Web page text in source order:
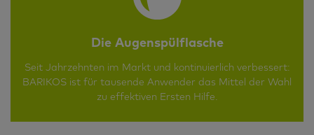
Die Augenspülflasche
Seit Jahrzehnten im Markt und kontinuierlich verbessert:
BARIKOS ist für tausende Anwender das Mittel der Wahl
zu effektiven Ersten Hilfe.